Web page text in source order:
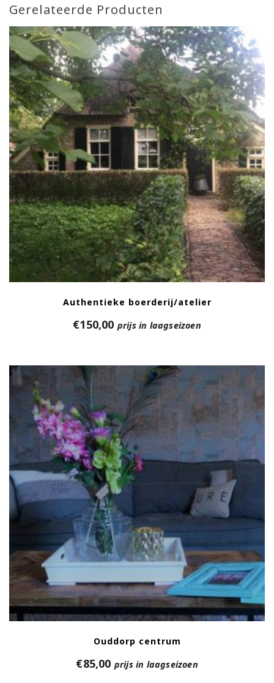
Gerelateerde Producten
Authentieke boerderij/atelier
€150,00 prijs in laagseizoen
Ouddorp centrum
€85,00 prijs in laagseizoen